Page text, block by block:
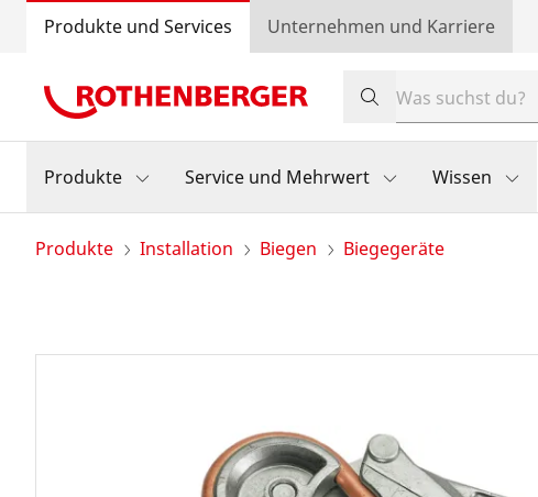
Produkte und Services Unternehmen und Karriere
Produkte Service und Mehrwert Wissen
Produkte Installation Biegen Biegegeräte